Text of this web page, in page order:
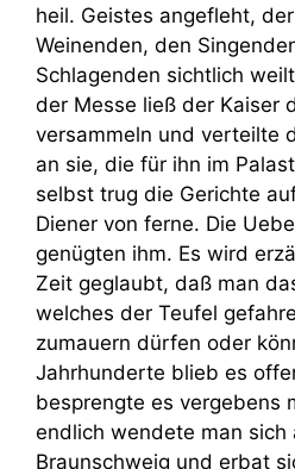
heil. Geistes angefleht,
Weinenden, den
Schlagenden sichtlich
der Messe ließ der Kaiser
versammeln und verteilte
an sie, die für ihn im
selbst trug die Gerichte
Diener von ferne. Die
genügten ihm. Es wird
Zeit geglaubt, daß man
welches der Teufel
zumauern dürfen oder
Jahrhunderte blieb es
besprengte es vergebens
endlich wendete man sich
Braunschweig und erbat